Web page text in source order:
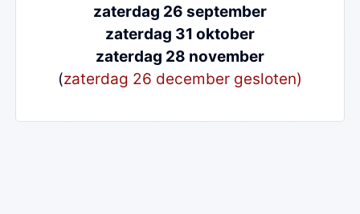
zaterdag 26 september
zaterdag 31 oktober
zaterdag 28 november
(zaterdag 26 december gesloten)